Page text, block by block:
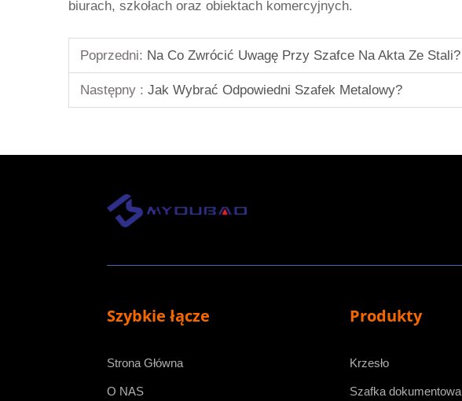
biurach, szkołach oraz obiektach komercyjnych.
Poprzedni: Na Co Zwrócić Uwagę Przy Szafce Na Akta Ze Stali?
Następny : Jak Wybrać Odpowiedni Szafek Metalowy?
Szybkie łącze
Strona Główna
O NAS
Produkty
Krzesło
Szafka dokumentowa